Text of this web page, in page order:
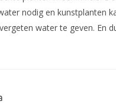
nodig en kunstplanten
water te geven. En